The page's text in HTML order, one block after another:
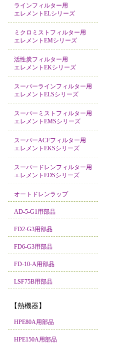
ラインフィルター用
エレメントELシリーズ
ミクロミストフィルター用
エレメントEMシリーズ
活性炭フィルター用
エレメントEKシリーズ
スーパーラインフィルター用
エレメントELSシリーズ
スーパーミストフィルター用
エレメントEMSシリーズ
スーパーACFフィルター用
エレメントEKSシリーズ
スーパードレンフィルター用
エレメントEDSシリーズ
オートドレンラップ
AD-5-G1用部品
FD2-G3用部品
FD6-G3用部品
FD-10-A用部品
LSF75B用部品
【熱機器】
HPE80A用部品
HPE150A用部品